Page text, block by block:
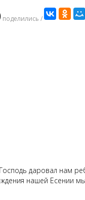
поделились /
даровал нам
нашей Есении